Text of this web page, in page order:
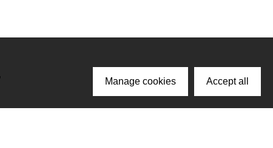
Manage cookies Accept all